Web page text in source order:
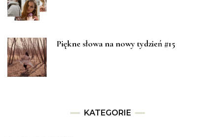
Piękne słowa na nowy tydzień #15
KATEGORIE